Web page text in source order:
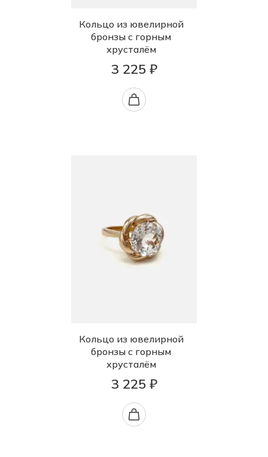
Кольцо из ювелирной
бронзы с горным
хрусталём
3 225 ₽
Кольцо из ювелирной
бронзы с горным
хрусталём
3 225 ₽